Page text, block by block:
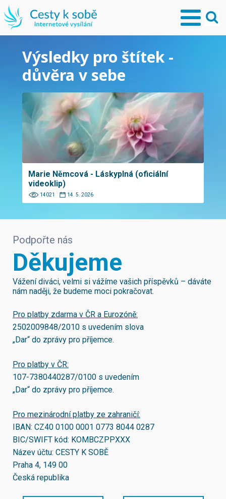
Výsledky pro štítek -
důvěra v sebe
Marie Němcová - Láskyplná (oficiální
videoklip)
14021 14. 5. 2026
Podpořte nás
Děkujeme
Vážení diváci, velmi si vážíme vašich příspěvků – dáváte
nám naději, že budeme moci pokračovat.
Pro platby zdarma v ČR a Eurozóně:
2502009848/2010 s uvedením slova
„Dar“ do zprávy pro příjemce.
Pro platby v ČR:
107-7380440287/0100 s uvedením
„Dar“ do zprávy pro příjemce.
Pro mezinárodní platby ze zahraničí:
IBAN: CZ40 0100 0001 0773 8044 0287
BIC/SWIFT kód: KOMBCZPPXXX
Název účtu: CESTY K SOBĚ
Praha 4, 149 00
Česká republika